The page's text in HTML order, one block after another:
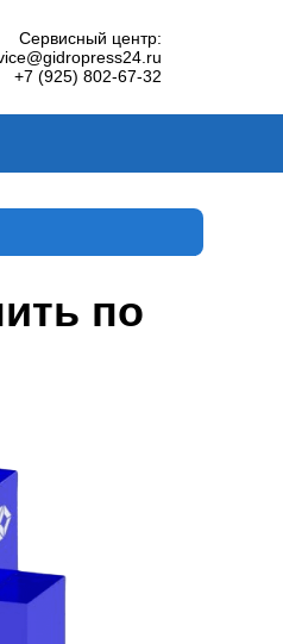
Сервисный центр:
+7 (925) 802-67-32
по